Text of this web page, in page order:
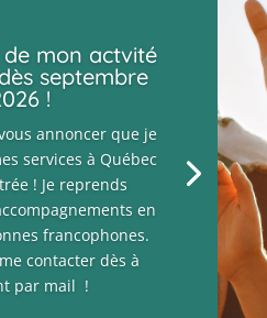
mon actvité
septembre
!
annoncer que je
services à Québec
! Je reprends
en
francophones.
contacter dès à
par mail !